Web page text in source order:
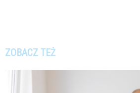
ZOBACZ TEŻ